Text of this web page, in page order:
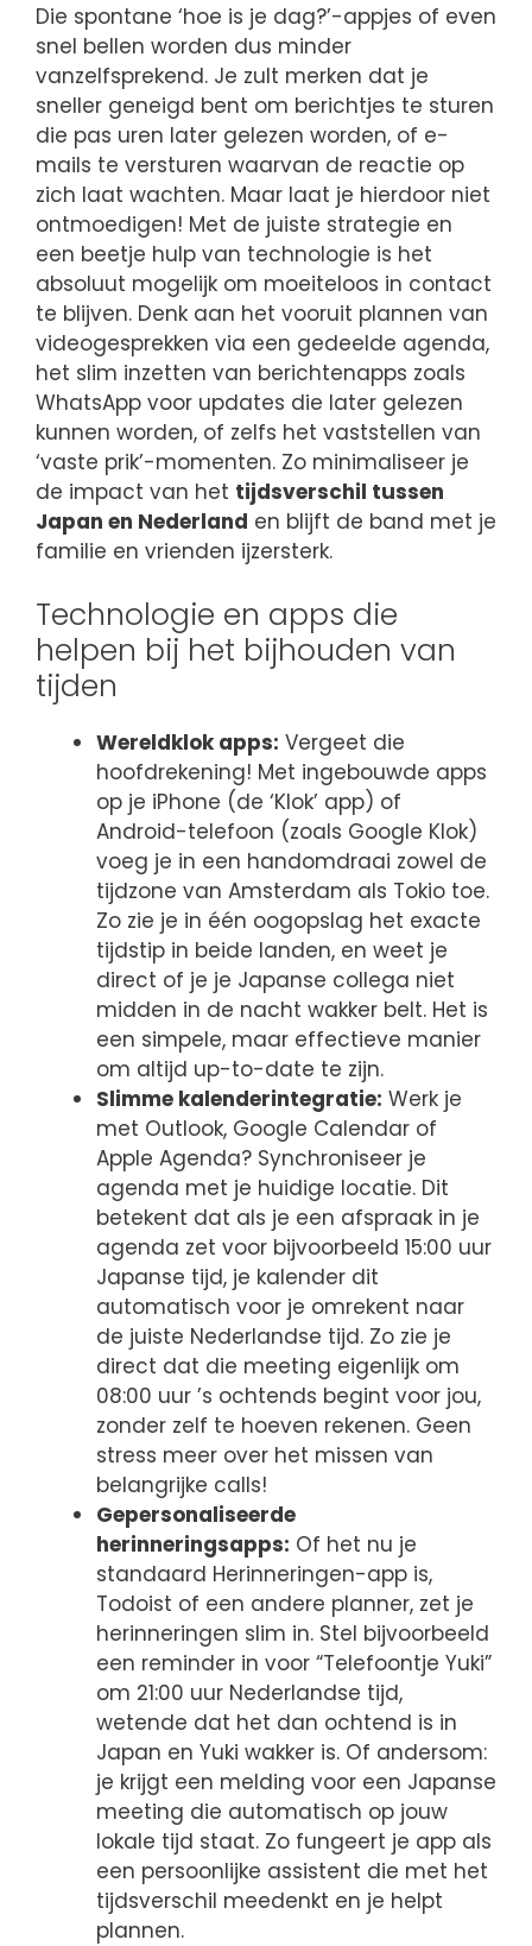
Die spontane ‘hoe is je dag?’-appjes of even
snel bellen worden dus minder
vanzelfsprekend. Je zult merken dat je
sneller geneigd bent om berichtjes te sturen
die pas uren later gelezen worden, of e-
mails te versturen waarvan de reactie op
zich laat wachten. Maar laat je hierdoor niet
ontmoedigen! Met de juiste strategie en
een beetje hulp van technologie is het
absoluut mogelijk om moeiteloos in contact
te blijven. Denk aan het vooruit plannen van
videogesprekken via een gedeelde agenda,
het slim inzetten van berichtenapps zoals
WhatsApp voor updates die later gelezen
kunnen worden, of zelfs het vaststellen van
‘vaste prik’-momenten. Zo minimaliseer je
de impact van het tijdsverschil tussen
Japan en Nederland en blijft de band met je
familie en vrienden ijzersterk.
Technologie en apps die
helpen bij het bijhouden van
tijden
Wereldklok apps: Vergeet die
hoofdrekening! Met ingebouwde apps
op je iPhone (de ‘Klok’ app) of
Android-telefoon (zoals Google Klok)
voeg je in een handomdraai zowel de
tijdzone van Amsterdam als Tokio toe.
Zo zie je in één oogopslag het exacte
tijdstip in beide landen, en weet je
direct of je je Japanse collega niet
midden in de nacht wakker belt. Het is
een simpele, maar effectieve manier
om altijd up-to-date te zijn.
Slimme kalenderintegratie: Werk je
met Outlook, Google Calendar of
Apple Agenda? Synchroniseer je
agenda met je huidige locatie. Dit
betekent dat als je een afspraak in je
agenda zet voor bijvoorbeeld 15:00 uur
Japanse tijd, je kalender dit
automatisch voor je omrekent naar
de juiste Nederlandse tijd. Zo zie je
direct dat die meeting eigenlijk om
08:00 uur ’s ochtends begint voor jou,
zonder zelf te hoeven rekenen. Geen
stress meer over het missen van
belangrijke calls!
Gepersonaliseerde
herinneringsapps: Of het nu je
standaard Herinneringen-app is,
Todoist of een andere planner, zet je
herinneringen slim in. Stel bijvoorbeeld
een reminder in voor “Telefoontje Yuki”
om 21:00 uur Nederlandse tijd,
wetende dat het dan ochtend is in
Japan en Yuki wakker is. Of andersom:
je krijgt een melding voor een Japanse
meeting die automatisch op jouw
lokale tijd staat. Zo fungeert je app als
een persoonlijke assistent die met het
tijdsverschil meedenkt en je helpt
plannen.